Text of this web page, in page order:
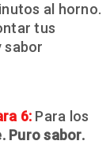
al horno.
tus
sabor
6: Para los
Puro sabor.